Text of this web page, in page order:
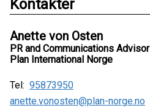
Kontakter
Anette von Osten
PR and Communications Advisor
Plan International Norge
Tel: 95873950
anette.vonosten@plan-norge.no